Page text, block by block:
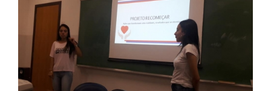
PPC
PLANOS
RESOLUÇÕES